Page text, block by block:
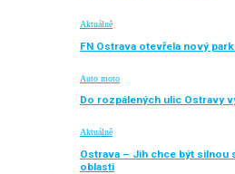
Aktuálně
FN Ostrava otevřela nový
Auto moto
Do rozpálených ulic Ostravy
Aktuálně
Ostrava – Jih chce být
oblasti